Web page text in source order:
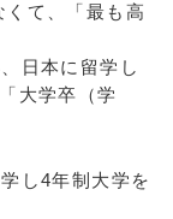
て、「最も高
日本に留学し
大学卒（学
し4年制大学を